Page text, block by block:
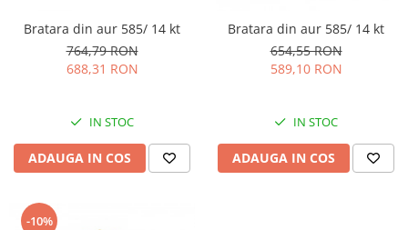
Bratara din aur 585/ 14 kt
764,79 RON
688,31 RON
IN STOC
ADAUGA IN COS
Bratara din aur 585/ 14 kt
654,55 RON
589,10 RON
IN STOC
ADAUGA IN COS
-10%